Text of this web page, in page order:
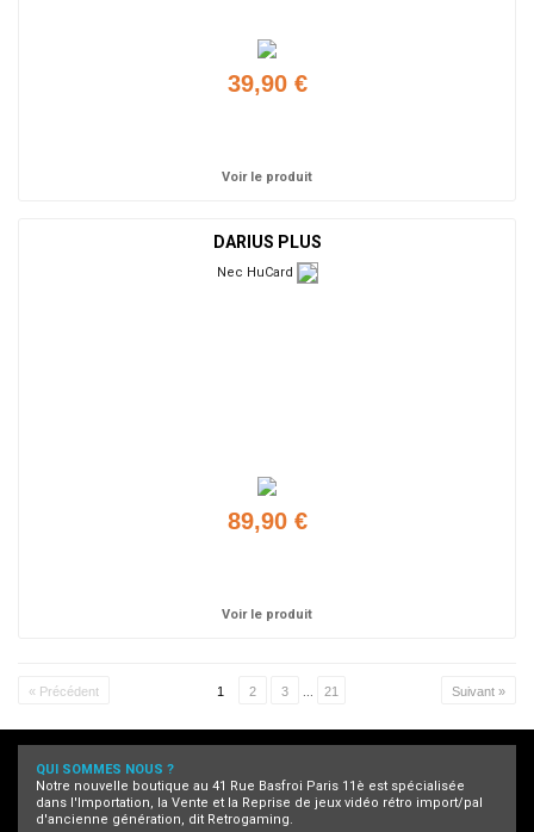
39,90 €
Voir le produit
DARIUS PLUS
Nec HuCard
89,90 €
Voir le produit
« Précédent 1 2 3 ... 21 Suivant »
QUI SOMMES NOUS ?
Notre nouvelle boutique au 41 Rue Basfroi Paris 11è est spécialisée
dans l'Importation, la Vente et la Reprise de jeux vidéo rétro import/pal
d'ancienne génération, dit Retrogaming.